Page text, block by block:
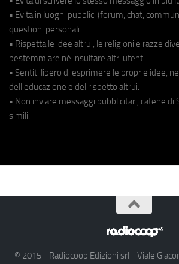
• Evita in luoghi pubblici (forum, chat,
questioni personali.
• Rispetta le idee altrui, le religioni e razze
bestemmiare né insultare altri utenti.
• Sentiti libero di esprimere le proprie idee,
dell'educazione e del rispetto altrui.
• Non inviare messaggi pubblicitari, catene di
simili.
© 2015 - Radiocoop Edizioni srl - Viale